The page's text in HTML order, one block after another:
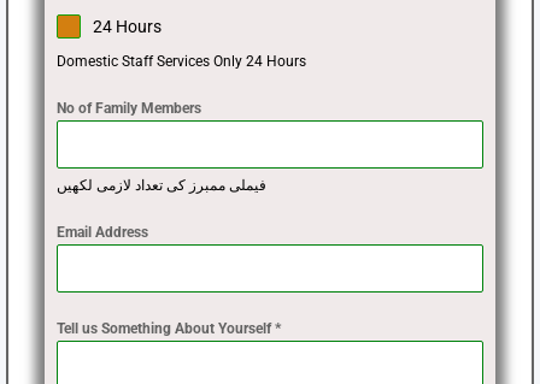
24 Hours
Domestic Staff Services Only 24 Hours
No of Family Members
فیملی ممبرز کی تعداد لازمی لکھیں
Email Address
Tell us Something About Yourself *